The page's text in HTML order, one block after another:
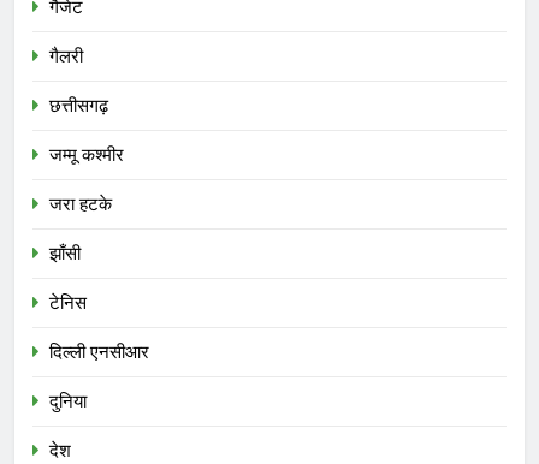
गैजेट
गैलरी
छत्तीसगढ़
जम्मू कश्मीर
जरा हटके
झाँसी
टेनिस
दिल्ली एनसीआर
दुनिया
देश